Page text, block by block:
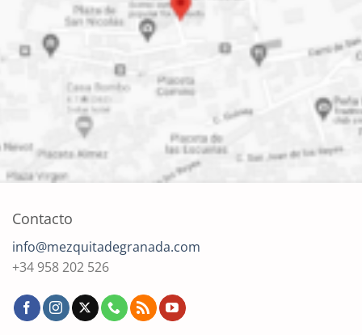
Contacto
info@mezquitadegranada.com
+34 958 202 526